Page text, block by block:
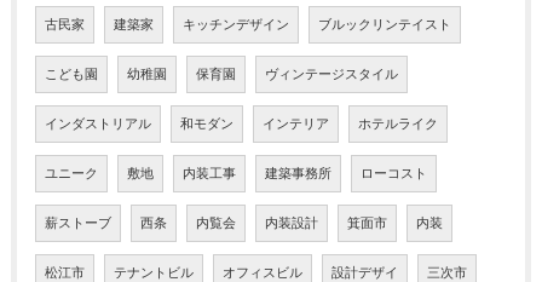
古民家 建築家 キッチンデザイン ブルックリンテイスト
こども園 幼稚園 保育園 ヴィンテージスタイル
インダストリアル 和モダン インテリア ホテルライク
ユニーク 敷地 内装工事 建築事務所 ローコスト
薪ストーブ 西条 内覧会 内装設計 箕面市 内装
松江市 テナントビル オフィスビル 設計デザイ 三次市